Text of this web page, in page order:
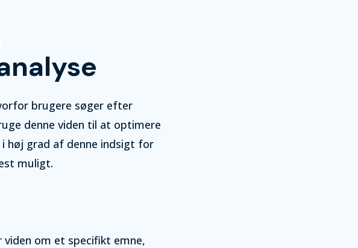
brugere søger efter
denne viden til at optimere
høj grad af denne indsigt for
muligt.
om et specifikt emne,